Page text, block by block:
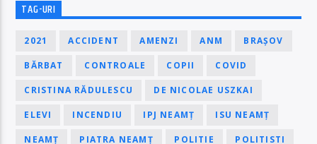
TAG-URI
2021 ACCIDENT AMENZI ANM BRAȘOV
BĂRBAT CONTROALE COPII COVID
CRISTINA RĂDULESCU DE NICOLAE USZKAI
ELEVI INCENDIU IPJ NEAMȚ ISU NEAMȚ
NEAMȚ PIATRA NEAMȚ POLITIE POLITISTI